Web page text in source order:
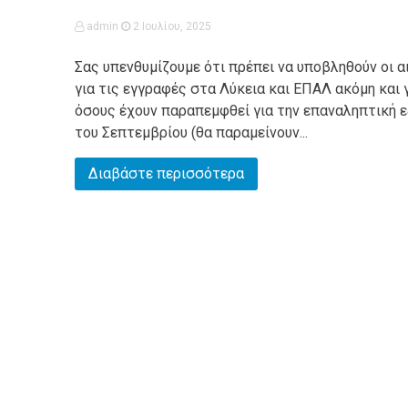
admin 2 Ιουλίου, 2025
Σας υπενθυμίζουμε ότι πρέπει να υποβληθούν οι
για τις εγγραφές στα Λύκεια και ΕΠΑΛ ακόμη και
όσους έχουν παραπεμφθεί για την επαναληπτική
του Σεπτεμβρίου (θα παραμείνουν...
Διαβάστε περισσότερα